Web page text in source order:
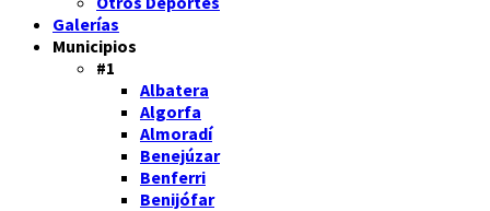
Galerías
Municipios
#1
Albatera
Algorfa
Almoradí
Benejúzar
Benferri
Benijófar